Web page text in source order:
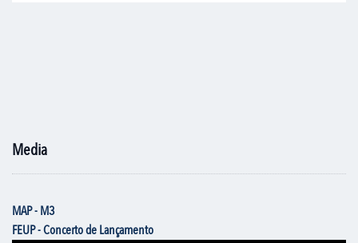
Media
MAP - M3
FEUP - Concerto de Lançamento